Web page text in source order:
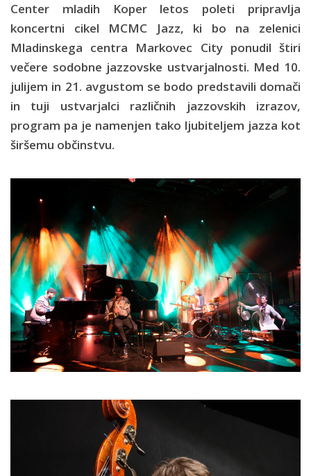
Center mladih Koper letos poleti pripravlja
koncertni cikel MCMC Jazz, ki bo na zelenici
Mladinskega centra Markovec City ponudil štiri
večere sodobne jazzovske ustvarjalnosti. Med 10.
julijem in 21. avgustom se bodo predstavili domači
in tuji ustvarjalci različnih jazzovskih izrazov,
program pa je namenjen tako ljubiteljem jazza kot
širšemu občinstvu.